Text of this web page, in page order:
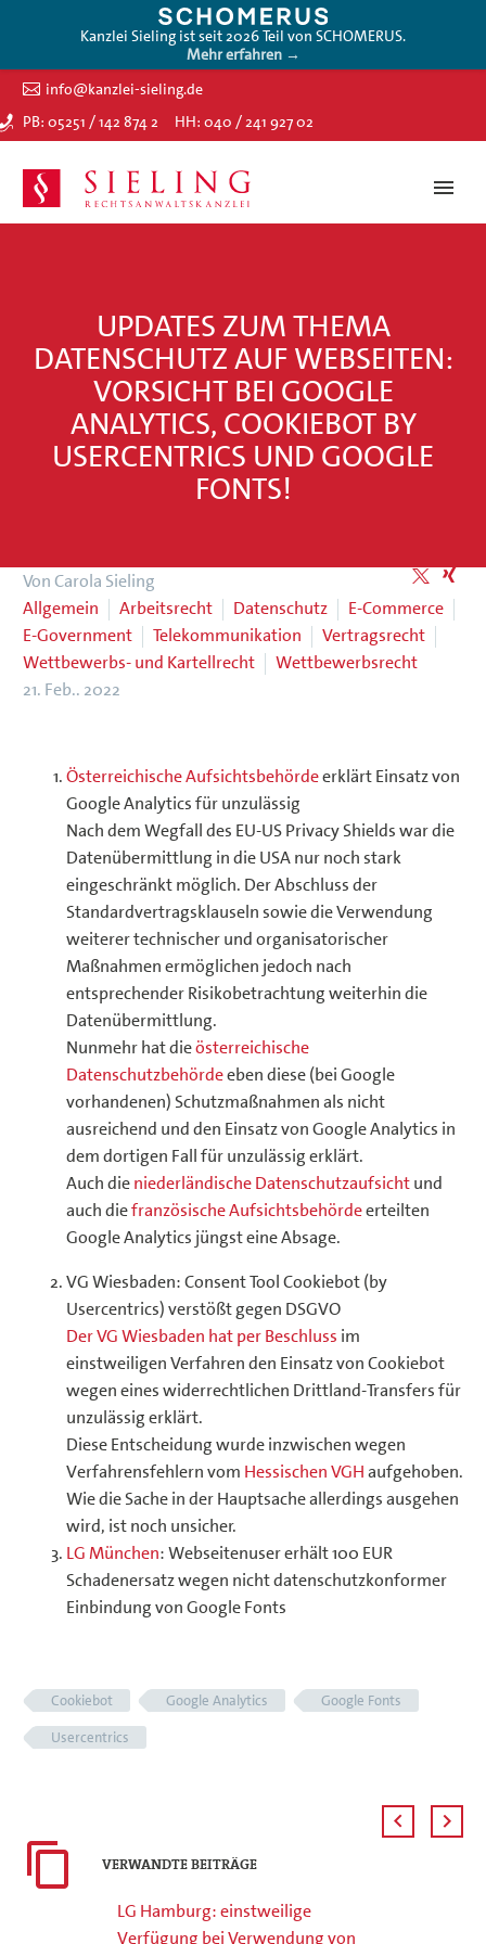
Kanzlei Sieling ist seit 2026 Teil von SCHOMERUS.
Mehr erfahren →
info@kanzlei-sieling.de
PB: 05251 / 142 874 2
HH: 040 / 241 927 02
UPDATES ZUM THEMA
DATENSCHUTZ AUF WEBSEITEN:
VORSICHT BEI GOOGLE
ANALYTICS, COOKIEBOT BY
USERCENTRICS UND GOOGLE
FONTS!
Von Carola Sieling
Allgemein
Arbeitsrecht Datenschutz
E-Commerce
E-Government
Telekommunikation
Vertragsrecht
Wettbewerbs- und Kartellrecht
Wettbewerbsrecht
21. Feb.. 2022
Österreichische Aufsichtsbehördeerklärt Einsatz von
Google Analytics für unzulässig
Nach dem Wegfall des EU-US Privacy Shields war die
Datenübermittlung in die USA nur noch stark
eingeschränkt möglich. Der Abschluss der
Standardvertragsklauseln sowie die Verwendung
weiterer technischer und organisatorischer
Maßnahmen ermöglichen jedoch nach
entsprechender Risikobetrachtung weiterhin die
Datenübermittlung.
Nunmehr hat dieösterreichische
Datenschutzbehördeeben diese (bei Google
vorhandenen) Schutzmaßnahmen als nicht
ausreichend und den Einsatz von Google Analytics in
dem dortigen Fall für unzulässig erklärt.
Auch dieniederländische Datenschutzaufsichtund
auch diefranzösische Aufsichtsbehördeerteilten
Google Analytics jüngst eine Absage.
VG Wiesbaden: Consent Tool Cookiebot (by
Usercentrics) verstößt gegen DSGVO
Der VG Wiesbaden hat per Beschluss im
einstweiligen Verfahren den Einsatz von Cookiebot
wegen eines widerrechtlichen Drittland-Transfers für
unzulässig erklärt.
Diese Entscheidung wurde inzwischen wegen
Verfahrensfehlern vom Hessischen VGHaufgehoben.
Wie die Sache in der Hauptsache allerdings ausgehen
wird, ist noch unsicher.
LG München: Webseitenuser erhält 100 EUR
Schadenersatz wegen nicht datenschutzkonformer
Einbindung von Google Fonts
Cookiebot Google Analytics
Google Fonts
Usercentrics
VERWANDTE BEITRÄGE
LG Hamburg: einstweilige
Verfügung bei Verwendung von